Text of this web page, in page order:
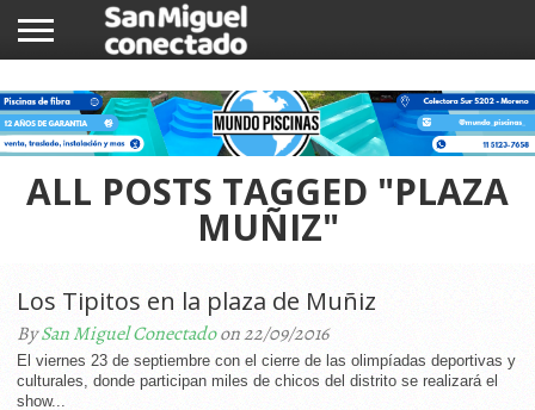
NOTICIAS
COMUNIDAD
COMERCIOS
ALL POSTS TAGGED "PLAZA
MUÑIZ"
Los Tipitos en la plaza de Muñiz
BySan Miguel Conectadoon 22/09/2016
El viernes 23 de septiembre con el cierre de las olimpíadas deportivas y
culturales, donde participan miles de chicos del distrito se realizará el
show...